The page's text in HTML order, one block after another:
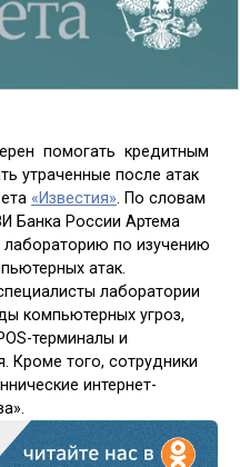
помогать кредитным
утраченные после атак
«Известия». По словам
Банка России Артема
по изучению
атак.
лаборатории
компьютерных угроз,
терминалы и
Кроме того, сотрудники
интернет-